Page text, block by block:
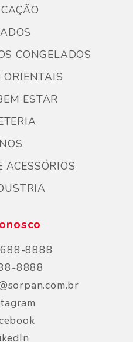
CONGELADOS
ORIENTAIS
ESTAR
ACESSÓRIOS
8888
8888